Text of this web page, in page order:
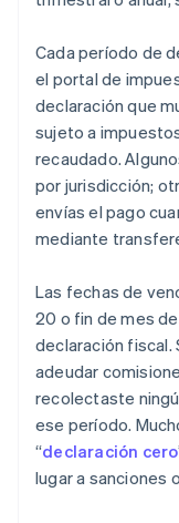
Cada período de
el portal de
declaración que
sujeto a
recaudado.
por jurisdicción;
envías el pago
mediante
Las fechas de
20 o fin de mes
declaración fiscal.
adeudar
recolectaste
ese período.
“declaración cero
lugar a sanciones